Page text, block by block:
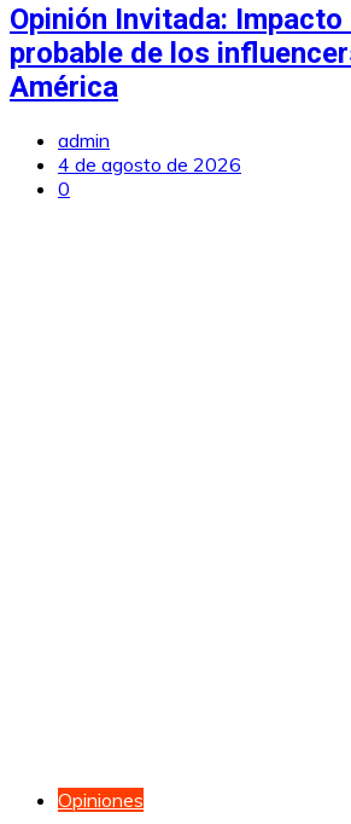
Opinión Invitada:
probable de los
América
admin
4 de agosto de 2026
0
Opiniones